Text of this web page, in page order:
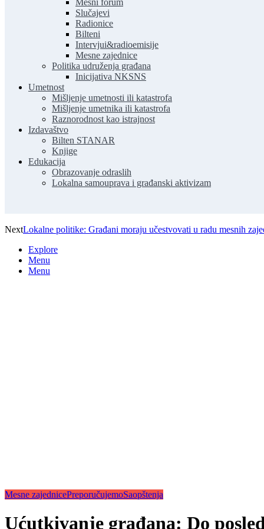
Mesni forum
Slučajevi
Radionice
Bilteni
Intervjui&radioemisije
Mesne zajednice
Politika udruženja građana
Inicijativa NKSNS
Umetnost
Mišljenje umetnosti ili katastrofa
Mišljenje umetnika ili katastrofa
Raznorodnost kao istrajnost
Izdavaštvo
Bilten STANAR
Knjige
Edukacija
Obrazovanje odraslih
Lokalna samouprava i građanski aktivizam
NextLokalne politike: Građani moraju učestvovati u radu mesnih
Explore
Menu
Menu
Mesne zajednicePreporučujemoSaopštenja
Ućutkivanje građana: Do